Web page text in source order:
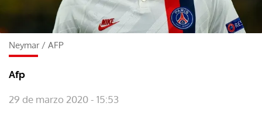
Neymar/ AFP
Afp
29 de marzo 2020 - 15:53